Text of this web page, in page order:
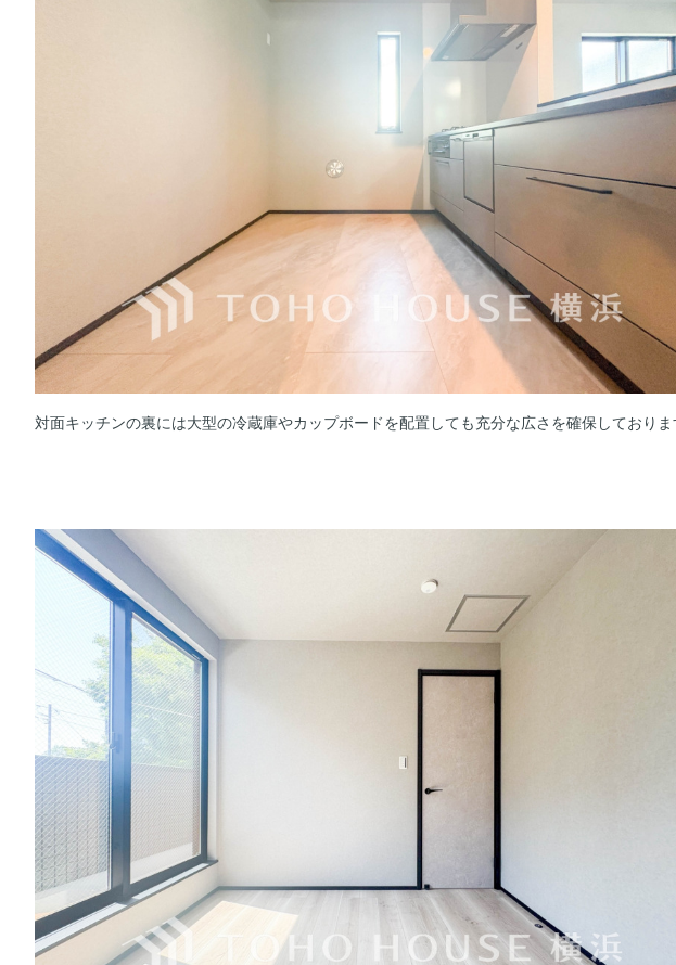
対面キッチンの裏には大型の冷蔵庫やカップボードを配置しても充分な広さを確保しておりま